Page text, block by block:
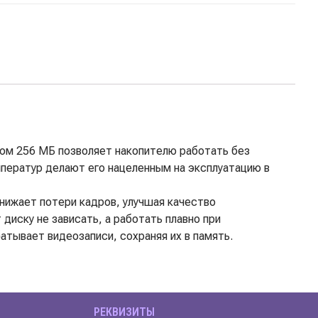
256 МБ позволяет накопителю работать без
делают его нацеленным на эксплуатацию в
потери кадров, улучшая качество
не зависать, а работать плавно при
видеозаписи, сохраняя их в память.
РЕКВИЗИТЫ